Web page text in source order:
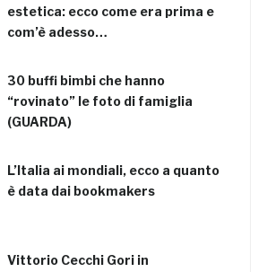
estetica: ecco come era prima e
com’è adesso…
30 buffi bimbi che hanno
“rovinato” le foto di famiglia
(GUARDA)
L’Italia ai mondiali, ecco a quanto
è data dai bookmakers
Vittorio Cecchi Gori in